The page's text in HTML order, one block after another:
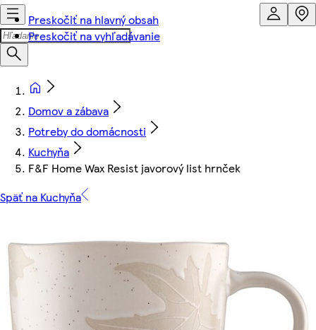
Preskočiť na hlavný obsah
Preskočiť na vyhľadávanie
Domov a zábava
Potreby do domácnosti
Kuchyňa
F&F Home Wax Resist javorový list hrnček
Späť na Kuchyňa